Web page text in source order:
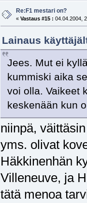
Re:F1 mestari on?
« Vastaus #15 : 04.04.2004,
Lainaus
Jees. Mut ei
kummiski aika
voi olla. Vaikeet
keskenään kun
niinpä,
yms. olivat
Häkkinenhän
Villeneuve, ja
tätä menoa